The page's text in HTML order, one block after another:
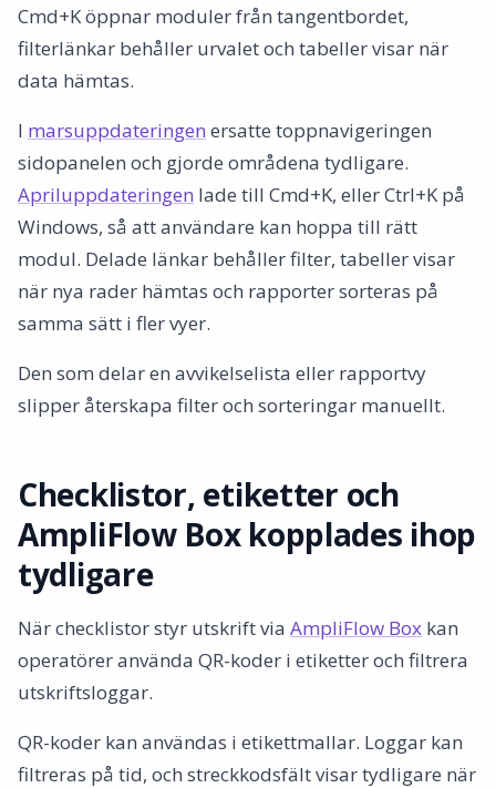
Cmd+K öppnar moduler från tangentbordet,
filterlänkar behåller urvalet och tabeller visar när
data hämtas.
I marsuppdateringen ersatte toppnavigeringen
sidopanelen och gjorde områdena tydligare.
Apriluppdateringen lade till Cmd+K, eller Ctrl+K på
Windows, så att användare kan hoppa till rätt
modul. Delade länkar behåller filter, tabeller visar
när nya rader hämtas och rapporter sorteras på
samma sätt i fler vyer.
Den som delar en avvikelselista eller rapportvy
slipper återskapa filter och sorteringar manuellt.
Checklistor, etiketter och
AmpliFlow Box kopplades ihop
tydligare
När checklistor styr utskrift via AmpliFlow Box kan
operatörer använda QR-koder i etiketter och filtrera
utskriftsloggar.
QR-koder kan användas i etikettmallar. Loggar kan
filtreras på tid, och streckkodsfält visar tydligare när